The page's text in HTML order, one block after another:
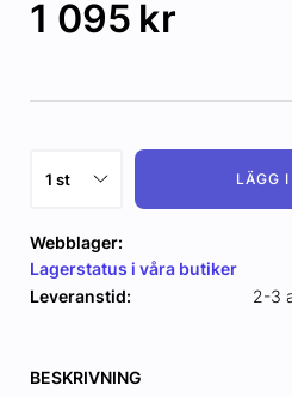
1 095 kr
LÄGG I
Webblager:
Lagerstatus i våra butiker
Leveranstid:
2-3
BESKRIVNING